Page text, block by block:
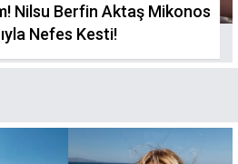
Nilsu Berfin Aktaş Mikonos
Nefes Kestі!